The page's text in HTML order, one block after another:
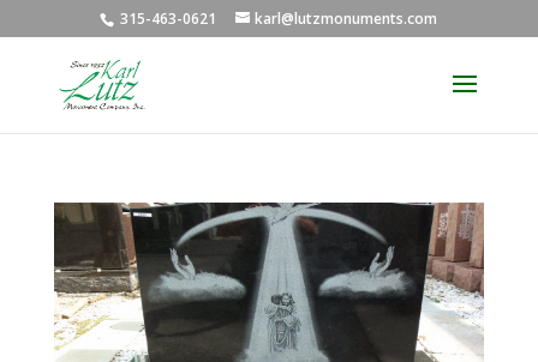
315-463-0621 karl@lutzmonuments.com